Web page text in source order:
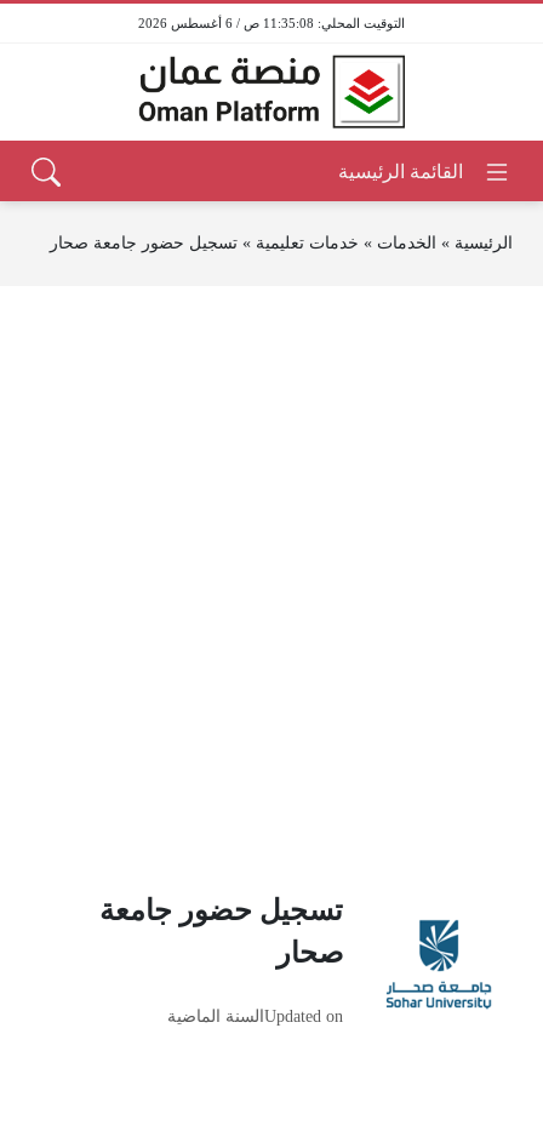
11:35:08 ص / 6 أغسطس 2026
الرئيسية » الخدمات » خدمات تعليمية » تسجيل حضور جامعة صحار
تسجيل حضور جامعة
صحار
Updated on السنة الماضية